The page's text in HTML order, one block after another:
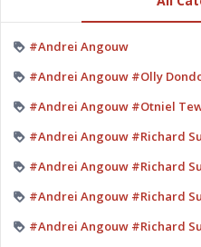
#Andrei Angouw
#Andrei Angouw #Olly
#Andrei Angouw #Otniel
#Andrei Angouw #Richard
#Andrei Angouw #Richard
#Andrei Angouw #Richard
#Andrei Angouw #Richard